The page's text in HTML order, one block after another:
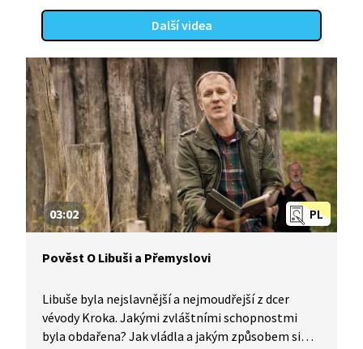
Další videa
PL
03:02
Pověst O Libuši a Přemyslovi
Libuše byla nejslavnější a nejmoudřejší z dcer
vévody Kroka. Jakými zvláštními schopnostmi
byla obdařena? Jak vládla a jakým způsobem si